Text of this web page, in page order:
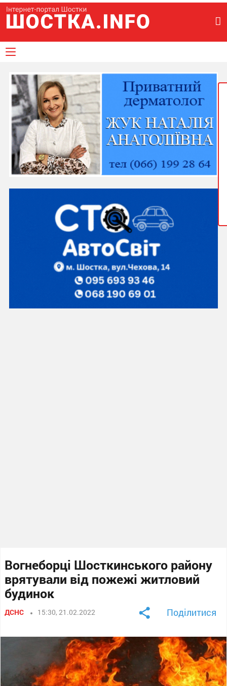
Вогнеборці Шосткинського району
врятували від пожежі житловий
будинок
ДСНС 15:30, 21.02.2022 Поділитися